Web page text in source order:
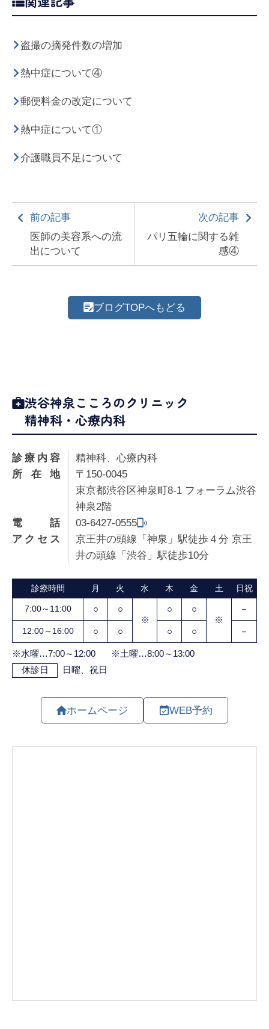
盗撮の摘発件数の増加
熱中症について④
郵便料金の改定について
熱中症について①
介護職員不足について
前の記事
医師の美容系への流
出について
次の記事
パリ五輪に関する雑
感④
ブログTOPへもどる
渋谷神泉こころのクリニック
精神科・心療内科
診療内容
精神科、心療内科
所在地
〒150-0045
東京都渋谷区神泉町8-1 フォーラム渋谷
神泉2階
電話
03-6427-0555
アクセス
京王井の頭線「神泉」駅徒歩４分 京王
井の頭線「渋谷」駅徒歩10分
ホームページ WEB予約